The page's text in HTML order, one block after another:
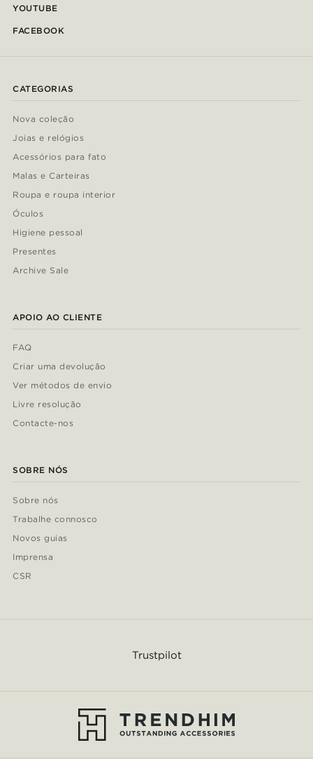
YOUTUBE
FACEBOOK
CATEGORIAS
Nova coleção
Joias e relógios
Acessórios para fato
Malas e Carteiras
Roupa e roupa interior
Óculos
Higiene pessoal
Presentes
Archive Sale
APOIO AO CLIENTE
FAQ
Criar uma devolução
Ver métodos de envio
Livre resolução
Contacte-nos
SOBRE NÓS
Sobre nós
Trabalhe connosco
Novos guias
Imprensa
CSR
Trustpilot